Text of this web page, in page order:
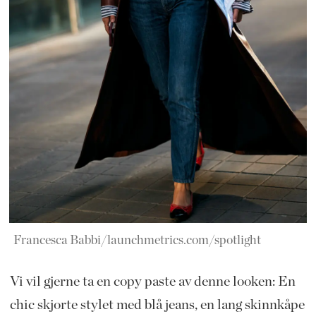
Francesca Babbi/launchmetrics.com/spotlight
Vi vil gjerne ta en copy paste av denne looken: En
chic skjorte stylet med blå jeans, en lang skinnkåpe